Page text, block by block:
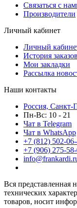
Связаться с
Производители
Личный кабинет
Личный
История заказов
Мои закладки
Рассылка
Наши контакты
Россия, Санкт-
Пн-Вс: 10 - 21
Чат в Telegram
Чат в WhatsApp
+7 (812) 502-06-
+7 (906) 275-
Вся представленная
технических
товаров, носит